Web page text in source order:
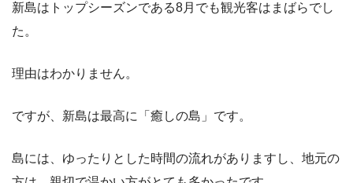
新島はトップシーズンである8月でも観光客はまばらでし
た。
理由はわかりません。
ですが、新島は最高に「癒しの島」です。
島には、ゆったりとした時間の流れがありますし、地元の